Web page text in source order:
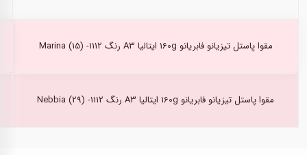
مقوا پاستل تیزیانو فابریانو 160g ایتالیا A3 رنگ Marina (15) -1112
مقوا پاستل تیزیانو فابریانو 160g ایتالیا A3 رنگ Nebbia (29) -1112